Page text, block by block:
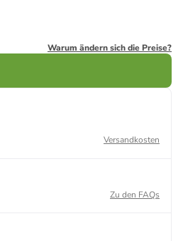
Warum ändern sich die Preise?
Versandkosten
Zu den FAQs